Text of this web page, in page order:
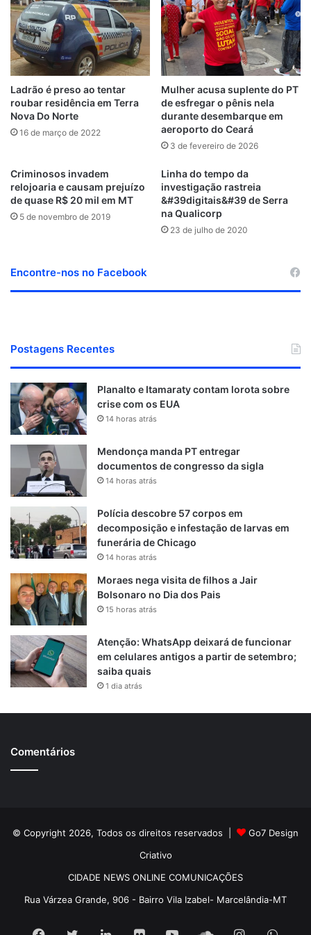
i
t
e
b
o
o
k
t
e
r
e
d
i
n
k
r
u
b
e
r
e
s
t
n
c
e
a
g
r
a
m
u
b
C
l
o
u
d
Ladrão é preso ao tentar
roubar residência em Terra
Nova Do Norte
16 de março de 2022
Mulher acusa suplente do PT
de esfregar o pênis nela
durante desembarque em
aeroporto do Ceará
3 de fevereiro de 2026
Criminosos invadem
relojoaria e causam prejuízo
de quase R$ 20 mil em MT
5 de novembro de 2019
Linha do tempo da
investigação rastreia
&#39digitais&#39 de Serra
na Qualicorp
23 de julho de 2020
Encontre-nos no Facebook
Postagens Recentes
Planalto e Itamaraty contam lorota sobre
crise com os EUA
14 horas atrás
Mendonça manda PT entregar
documentos de congresso da sigla
14 horas atrás
Polícia descobre 57 corpos em
decomposição e infestação de larvas em
funerária de Chicago
14 horas atrás
Moraes nega visita de filhos a Jair
Bolsonaro no Dia dos Pais
15 horas atrás
Atenção: WhatsApp deixará de funcionar
em celulares antigos a partir de setembro;
saiba quais
1 dia atrás
Comentários
© Copyright 2026, Todos os direitos reservados |
Go7 Design
Criativo
CIDADE NEWS ONLINE COMUNICAÇÕES
Rua Várzea Grande, 906 - Bairro Vila Izabel- Marcelândia-MT